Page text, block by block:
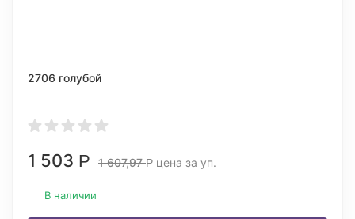
2706 голубой
1 503 Р 1 607,97Р цена за уп.
В наличии